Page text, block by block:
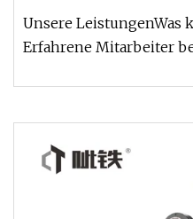
Unsere LeistungenWas
Erfahrene Mitarbeiter